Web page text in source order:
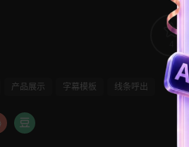
产品展示 字幕模板 线条呼出